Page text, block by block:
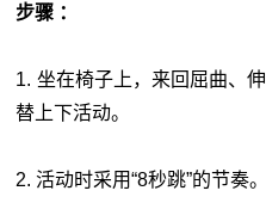
步骤 ：
1. 坐在椅子上，来回屈曲、
替上下活动。
2. 活动时采用“8秒跳”的节奏。